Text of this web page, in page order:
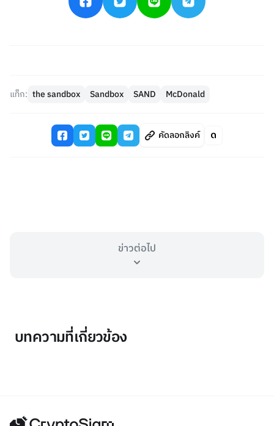
แท็ก: the sandbox Sandbox SAND McDonald
คัดลอกลิงค์
ข่าวต่อไป
บทความที่เกี่ยวข้อง